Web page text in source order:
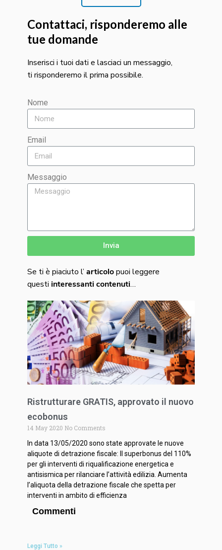
Contattaci, risponderemo alle
tue domande
Inserisci i tuoi dati e lasciaci un messaggio,
ti risponderemo il prima possibile.
Nome
Email
Messaggio
Invia
Se ti è piaciuto l’ articolopuoi leggere
questi interessanticontenuti…
Ristrutturare GRATIS, approvato il nuovo
ecobonus
14 May 2020 No Comments
In data 13/05/2020 sono state approvate le nuove
aliquote di detrazione fiscale: Il superbonus del 110%
per gli interventi di riqualificazione energetica e
antisismica per rilanciare l’attività edilizia. Aumenta
l’aliquota della detrazione fiscale che spetta per
interventi in ambito di efficienza
Commenti
Leggi Tutto »